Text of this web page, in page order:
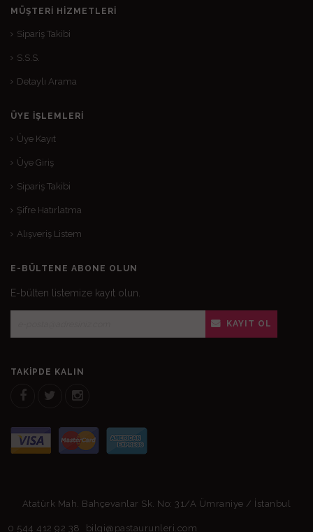
MÜŞTERI HIZMETLERI
Sipariş Takibi
S.S.S.
Detaylı Arama
ÜYE İŞLEMLERI
Üye Kayıt
Üye Giriş
Sipariş Takibi
Şifre Hatırlatma
Alışveriş Listem
E-BÜLTENE ABONE OLUN
E-bülten listemize kayıt olun.
KAYIT OL
TAKIPDE KALIN
Atatürk Mah. Bahçevanlar Sk. No: 31/A Ümraniye / İstanbul
0 544 412 92 38 bilgi@pastaurunleri.com